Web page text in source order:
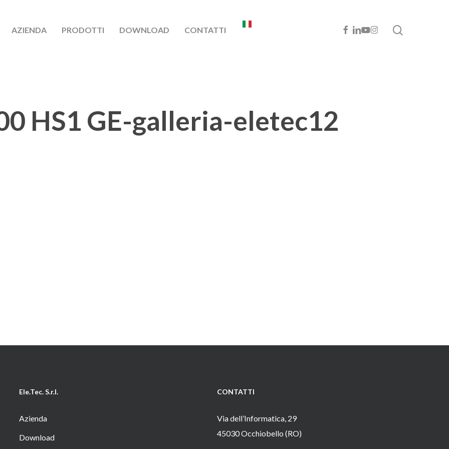
AZIENDA PRODOTTI DOWNLOAD CONTATTI FACEBOOK
LINKEDIN
YOUTUBE
INSTAGRAM
HS1 GE-galleria-eletec12
Ele.Tec. S.r.l.
Azienda
Download
CONTATTI
Via dell’Informatica, 29
45030 Occhiobello (RO)